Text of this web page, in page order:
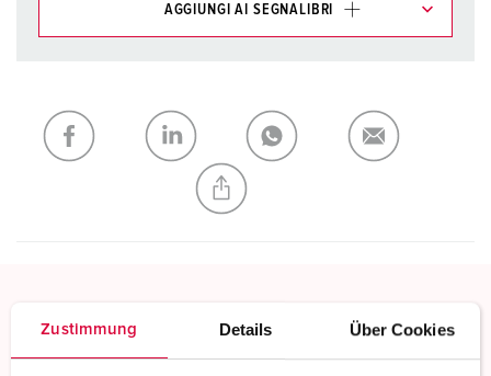
Zustimmung Details Über Cookies
AGGIUNGI AI SEGNALIBRI
CREA NUOVA LISTA
Morsetti a vite
Contatto a vite standard